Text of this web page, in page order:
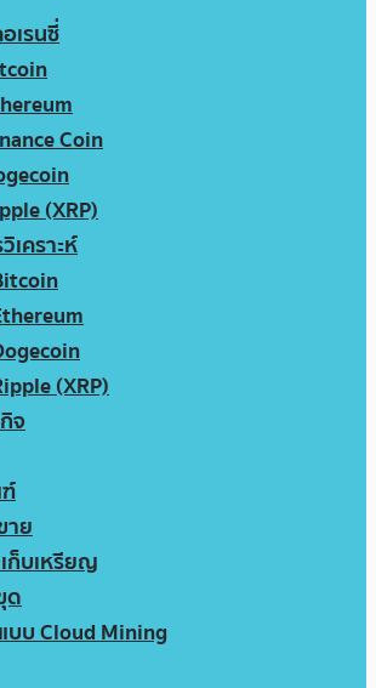
เรนซี่
Coin
(XRP)
เคราะห์
(XRP)
จ
าย
ก็บเหรียญ
ด
บบ Cloud Mining